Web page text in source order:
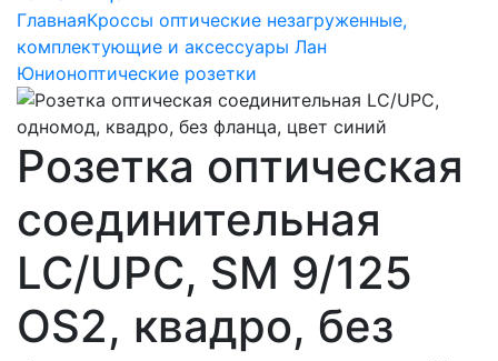
ГлавнаяКроссы оптические незагруженные,
комплектующие и аксессуары Лан
Юнионоптические розетки
Розетка оптическая
соединительная
LC/UPC, SM 9/125
OS2, квадро, без